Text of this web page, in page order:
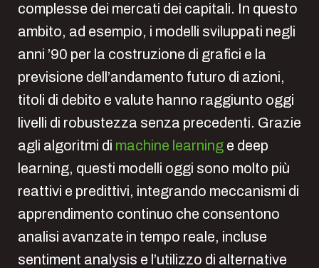
complesse dei mercati dei capitali. In questo
ambito, ad esempio, i modelli sviluppati negli
anni ’90 per la costruzione di grafici e la
previsione dell’andamento futuro di azioni,
titoli di debito e valute hanno raggiunto oggi
livelli di robustezza senza precedenti. Grazie
agli algoritmi di machine learning e deep
learning, questi modelli oggi sono molto più
reattivi e predittivi, integrando meccanismi di
apprendimento continuo che consentono
analisi avanzate in tempo reale, incluse
sentiment analysis e l’utilizzo di alternative